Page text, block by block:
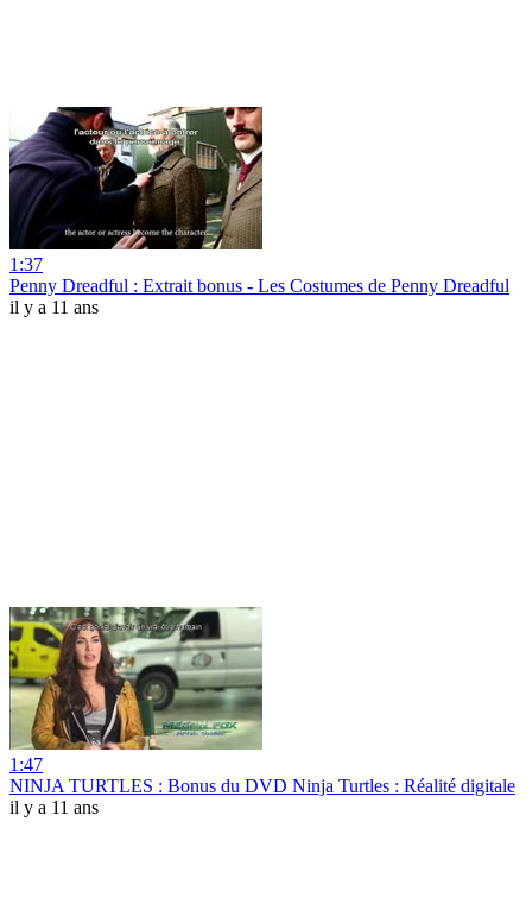
1:37
Penny Dreadful : Extrait bonus - Les Costumes de Penny Dreadful
il y a 11 ans
1:47
NINJA TURTLES : Bonus du DVD Ninja Turtles : Réalité digitale
il y a 11 ans